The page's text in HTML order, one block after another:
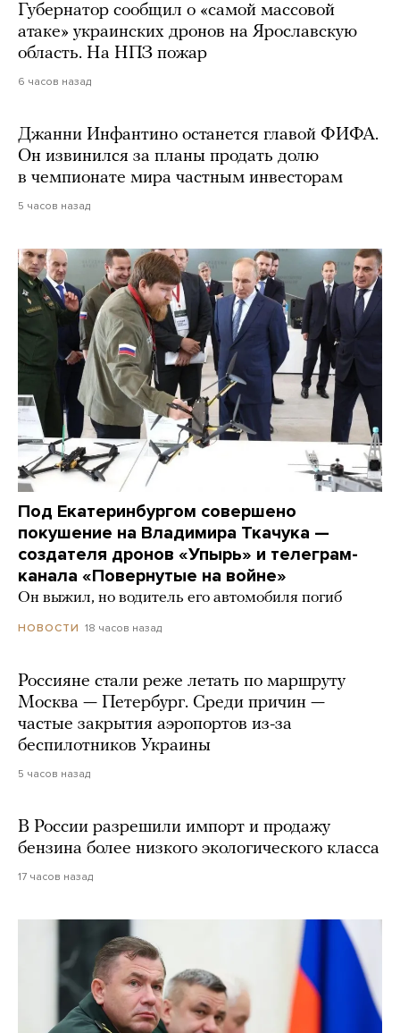
Губернатор сообщил о «самой массовой
атаке» украинских дронов на Ярославскую
область. На НПЗ пожар
6 часов назад
Джанни Инфантино останется главой ФИФА.
Он извинился за планы продать долю
в чемпионате мира частным инвесторам
5 часов назад
Под Екатеринбургом совершено
покушение на Владимира Ткачука —
создателя дронов «Упырь» и телеграм-
канала «Повернутые на войне»
Он выжил, но водитель его автомобиля погиб
НОВОСТИ 18 часов назад
Россияне стали реже летать по маршруту
Москва — Петербург. Среди причин —
частые закрытия аэропортов из-за
беспилотников Украины
5 часов назад
В России разрешили импорт и продажу
бензина более низкого экологического класса
17 часов назад